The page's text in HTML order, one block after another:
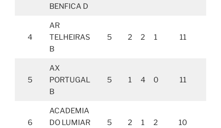
BENFICA D
4
AR
TELHEIRAS
B
5 2 2 1 11
5
AX
PORTUGAL
B
5 1 4 0 11
6
ACADEMIA
DO LUMIAR
5 2 1 2 10